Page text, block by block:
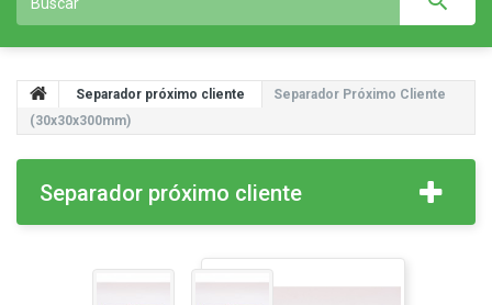
Separador próximo cliente
Separador Próximo Cliente
(30x30x300mm)
Separador próximo cliente